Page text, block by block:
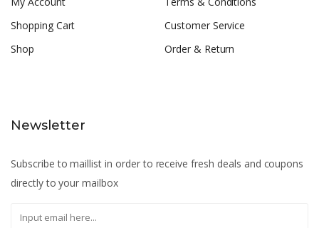
Shopping Cart
Shop
Customer Service
Order & Return
Newsletter
Subscribe to maillist in order to receive fresh deals and coupons
directly to your mailbox